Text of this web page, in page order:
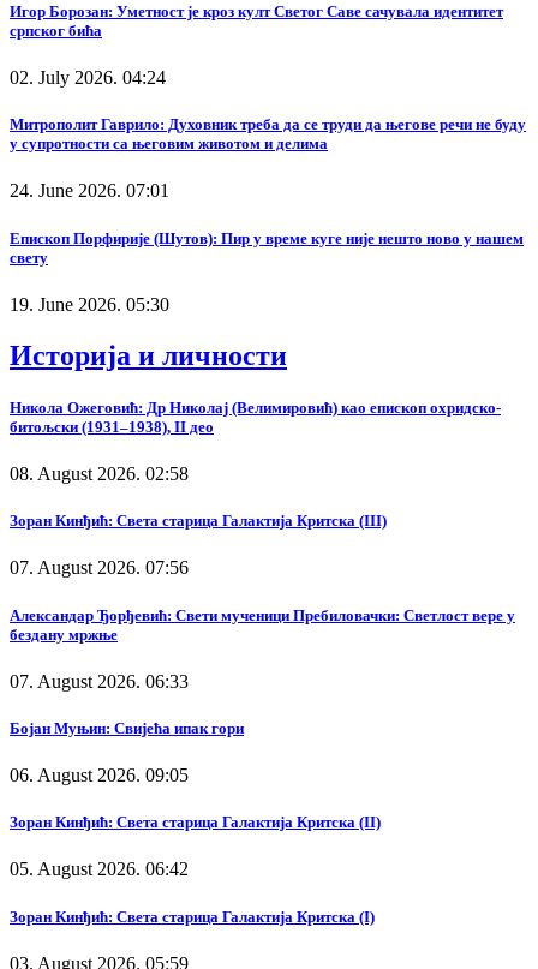
Игор Борозан: Уметност је кроз култ Светог Саве сачувала идентитет
српског бића
02. July 2026. 04:24
Митрополит Гаврило: Духовник треба да се труди да његове речи не буду
у супротности са његовим животом и делима
24. June 2026. 07:01
Епископ Порфирије (Шутов): Пир у време куге није нешто ново у нашем
свету
19. June 2026. 05:30
Историја и личности
Никола Ожеговић: Др Николај (Велимировић) као епископ охридско-
битољски (1931–1938), II део
08. August 2026. 02:58
Зоран Кинђић: Света старица Галактија Критска (III)
07. August 2026. 07:56
Александар Ђорђевић: Свети мученици Пребиловачки: Светлост вере у
бездану мржње
07. August 2026. 06:33
Бојан Муњин: Свијећа ипак гори
06. August 2026. 09:05
Зоран Кинђић: Света старица Галактија Критска (II)
05. August 2026. 06:42
Зоран Кинђић: Света старица Галактија Критска (I)
03. August 2026. 05:59